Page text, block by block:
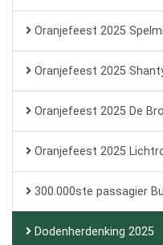
Oranjefeest 2025
Oranjefeest 2025
Oranjefeest 2025 De
Oranjefeest 2025
300.000ste passagier
Dodenherdenking 2025